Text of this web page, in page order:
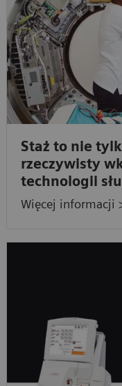
Staż to nie
rzeczywisty
technologii
Więcej informacji